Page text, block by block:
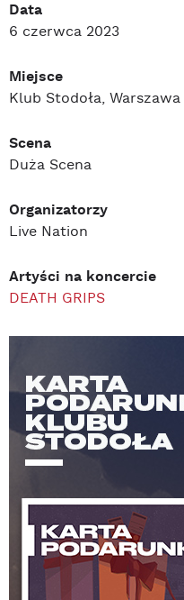
Data
6 czerwca 2023
Miejsce
Klub Stodoła, Warszawa
Scena
Duża Scena
Organizatorzy
Live Nation
Artyści na koncercie
DEATH GRIPS